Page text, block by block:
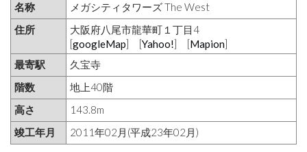
名称
メガシティタワーズ The West
住所
大阪府八尾市龍華町１丁目4
[googleMap] [Yahoo!] [Mapion]
最寄駅
久宝寺
階数
地上40階
高さ
143.8m
竣工年月
2011年02月(平成23年02月)